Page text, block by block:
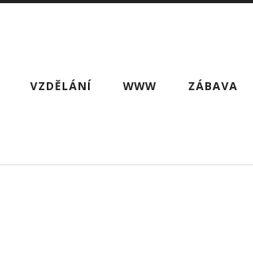
VZDĚLÁNÍ WWW ZÁBAVA